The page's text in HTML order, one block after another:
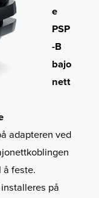
e
PSP
-B
bajo
nett
adapteren ved
å feste.
på